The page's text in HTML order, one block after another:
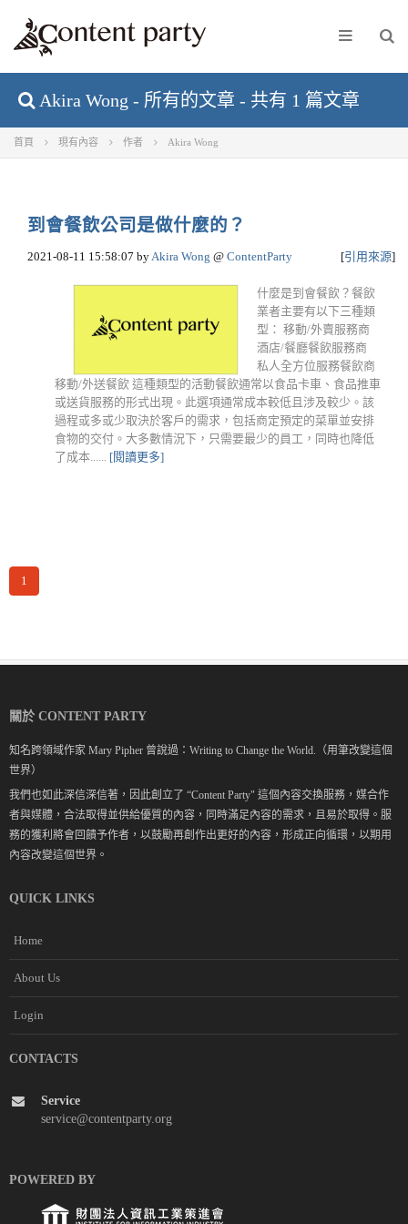
Akira Wong - 所有的文章 - 共有 1 篇文章
首頁 現有內容 作者 Akira Wong
到會餐飲公司是做什麼的？
2021-08-11 15:58:07 byAkira Wong @ ContentParty [引用來源]
什麼是到會餐飲？餐飲
業者主要有以下三種類
型： 移動/外賣服務商
酒店/餐廳餐飲服務商
私人全方位服務餐飲商
移動/外送餐飲 這種類型的活動餐飲通常以食品卡車、食品推車
或送貨服務的形式出現。此選項通常成本較低且涉及較少。該
過程或多或少取決於客戶的需求，包括商定預定的菜單並安排
食物的交付。大多數情況下，只需要最少的員工，同時也降低
了成本...... [閱讀更多]
1
關於 CONTENT PARTY
知名跨領域作家 Mary Pipher 曾說過：Writing to Change the World.（用筆改變這個
世界）
我們也如此深信深信著，因此創立了 “Content Party" 這個內容交換服務，媒合作
者與媒體，合法取得並供給優質的內容，同時滿足內容的需求，且易於取得。服
務的獲利將會回饋予作者，以鼓勵再創作出更好的內容，形成正向循環，以期用
內容改變這個世界。
QUICK LINKS
Home
About Us
Login
CONTACTS
Service
service@contentparty.org
POWERED BY